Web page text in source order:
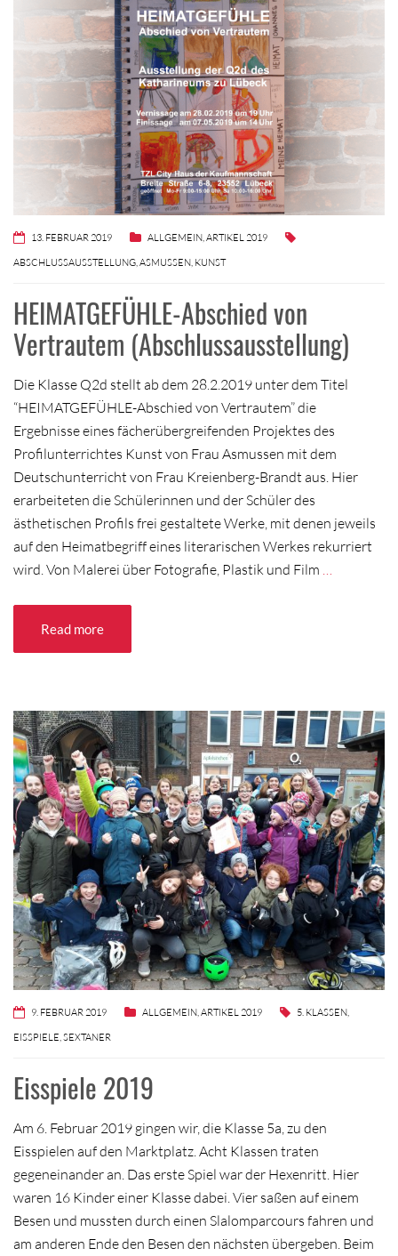
13. FEBRUAR 2019 ALLGEMEIN,ARTIKEL 2019
ABSCHLUSSAUSSTELLUNG,ASMUSSEN, KUNST
HEIMATGEFÜHLE-Abschied von
Vertrautem (Abschlussausstellung)
Die Klasse Q2d stellt ab dem 28.2.2019 unter dem Titel
“HEIMATGEFÜHLE-Abschied von Vertrautem” die
Ergebnisse eines fächerübergreifenden Projektes des
Profilunterrichtes Kunst von Frau Asmussen mit dem
Deutschunterricht von Frau Kreienberg-Brandt aus. Hier
erarbeiteten die Schülerinnen und der Schüler des
ästhetischen Profils frei gestaltete Werke, mit denen jeweils
auf den Heimatbegriff eines literarischen Werkes rekurriert
wird. Von Malerei über Fotografie, Plastik und Film …
Read more
9. FEBRUAR 2019 ALLGEMEIN ARTIKEL 2019 5. KLASSEN
EISSPIELE SEXTANER
Eisspiele 2019
Am 6. Februar 2019 gingen wir, die Klasse 5a, zu den
Eisspielen auf den Marktplatz. Acht Klassen traten
gegeneinander an. Das erste Spiel war der Hexenritt. Hier
waren 16 Kinder einer Klasse dabei. Vier saßen auf einem
Besen und mussten durch einen Slalomparcours fahren und
am anderen Ende den Besen den nächsten übergeben. Beim